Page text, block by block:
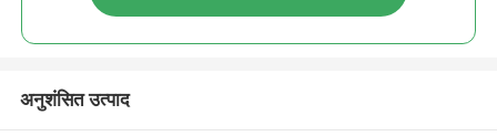
अनुशंसित उत्पाद